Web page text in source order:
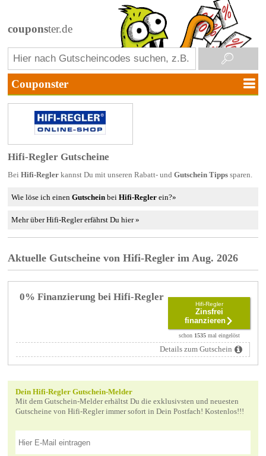
couponster.de
Hifi-Regler Gutscheine
Bei Hifi-Reglerkannst Du mit unseren Rabatt- und Gutschein Tippssparen.
Wie löse ich einenGutschein beiHifi-Regler ein?»
Mehr über Hifi-Regler erfährst Du hier »
Aktuelle Gutscheine von Hifi-Regler im Aug. 2026
0% Finanzierung bei Hifi-Regler
Hifi-Regler
Zinsfrei
finanzieren
schon 1535mal eingelöst
Details zum Gutschein
Dein Hifi-Regler Gutschein-Melder
Mit dem Gutschein-Melder erhältst Du die exklusivsten und neuesten
Gutscheine von Hifi-Regler immer sofort in Dein Postfach! Kostenlos!!!